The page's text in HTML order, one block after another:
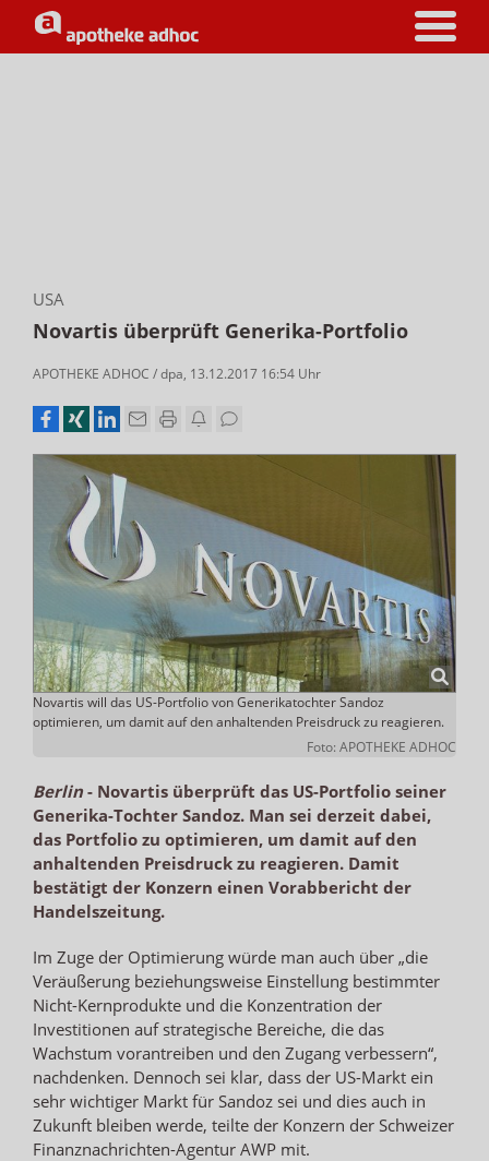
USA
Novartis überprüft Generika-Portfolio
APOTHEKE ADHOC /dpa, 13.12.2017 16:54 Uhr
Novartis will das US-Portfolio von Generikatochter Sandoz
optimieren, um damit auf den anhaltenden Preisdruck zu reagieren.
Foto: APOTHEKE ADHOC
Berlin- Novartis überprüft das US-Portfolio seiner
Generika-Tochter Sandoz. Man sei derzeit dabei,
das Portfolio zu optimieren, um damit auf den
anhaltenden Preisdruck zu reagieren. Damit
bestätigt der Konzern einen Vorabbericht der
Handelszeitung.
Im Zuge der Optimierung würde man auch über „die
Veräußerung beziehungsweise Einstellung bestimmter
Nicht-Kernprodukte und die Konzentration der
Investitionen auf strategische Bereiche, die das
Wachstum vorantreiben und den Zugang verbessern“,
nachdenken. Dennoch sei klar, dass der US-Markt ein
sehr wichtiger Markt für Sandoz sei und dies auch in
Zukunft bleiben werde, teilte der Konzern der Schweizer
Finanznachrichten-Agentur AWP mit.